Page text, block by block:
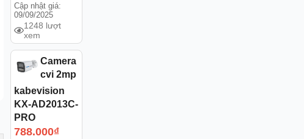
Cập nhật giá:
09/09/2025
1248 lượt
xem
Camera
cvi 2mp
kabevision
KX-AD2013C-
PRO
788.000₫